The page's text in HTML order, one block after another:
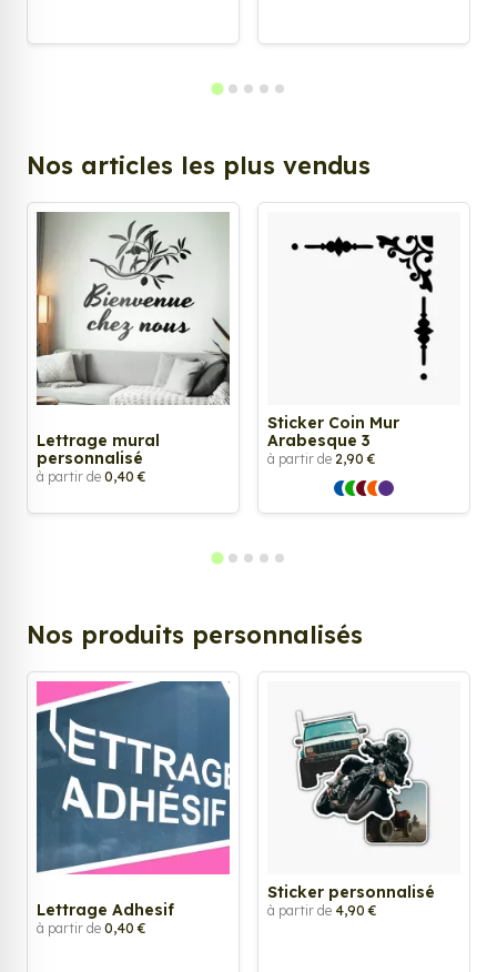
Nos articles les plus vendus
Lettrage mural
personnalisé
à partir de 0,40 €
Sticker Coin Mur
Arabesque 3
à partir de 2,90 €
Nos produits personnalisés
Lettrage Adhesif
à partir de 0,40 €
Sticker personnalisé
à partir de 4,90 €